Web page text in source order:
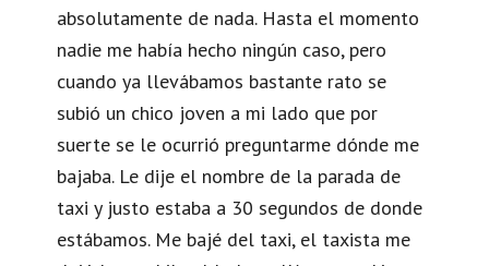
absolutamente de nada. Hasta el momento
nadie me había hecho ningún caso, pero
cuando ya llevábamos bastante rato se
subió un chico joven a mi lado que por
suerte se le ocurrió preguntarme dónde me
bajaba. Le dije el nombre de la parada de
taxi y justo estaba a 30 segundos de donde
estábamos. Me bajé del taxi, el taxista me